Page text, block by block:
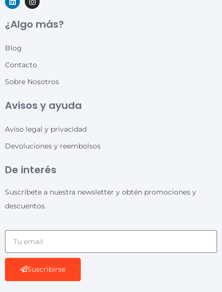
¿Algo más?
Blog
Contacto
Sobre Nosotros
Avisos y ayuda
Aviso legal y privacidad
Devoluciones y reembolsos
De interés
Suscríbete a nuestra newsletter y obtén promociones y
descuentos.
Suscribirse